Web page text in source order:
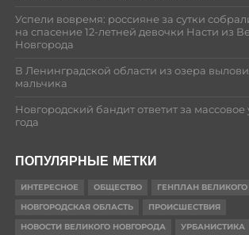
Успели вовремя: россияне за сутки
на спасение 12-летней девочки Насти из
Новгорода
В Ленинградской области из озера
мальчика
Новгородский бандит ответит за массовое
года
ПОПУЛЯРНЫЕ МЕТКИ
ИНТЕРЕСНОЕ ОБЩЕСТВО
ГЕНПЛАН
НОВГОРОДСКАЯ ОБЛАСТЬ
ПРОИСШЕСТВИЯ
НОВОСТИ ВЕЛИКОГО НОВГОРОДА
УРБАНИСТИКА